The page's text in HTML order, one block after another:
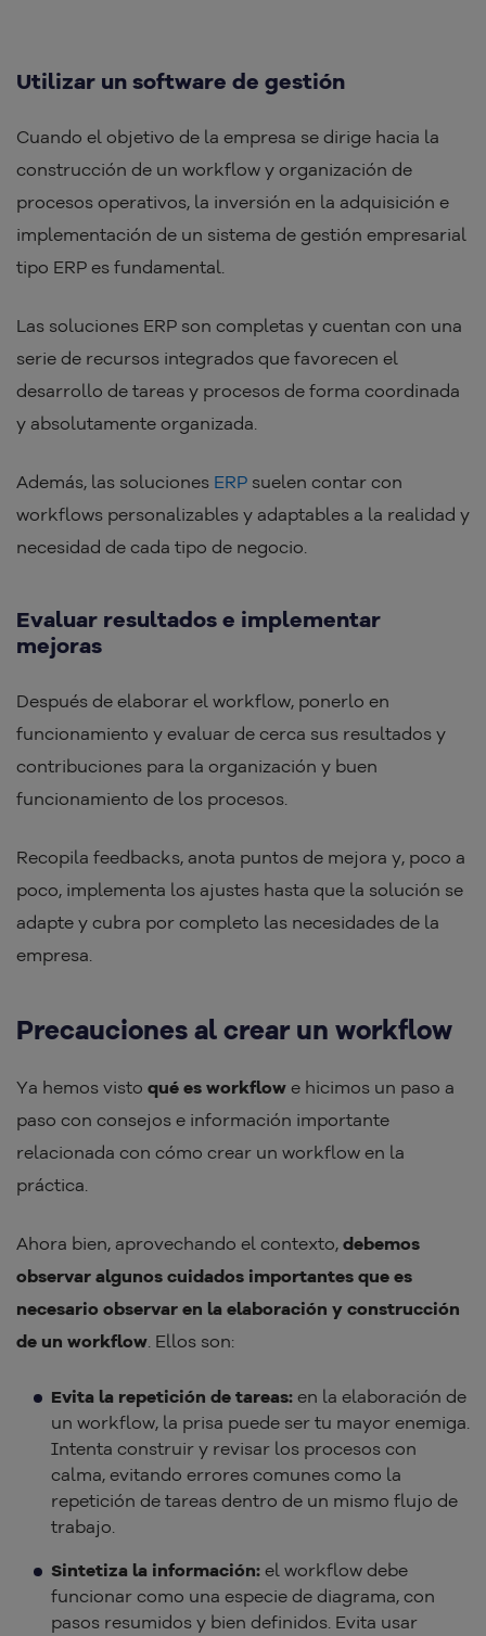
Utilizar un software de gestión
Cuando el objetivo de la empresa se dirige hacia la
construcción de un workflow y organización de
procesos operativos, la inversión en la adquisición e
implementación de un sistema de gestión empresarial
tipo ERP es fundamental.
Las soluciones ERP son completas y cuentan con una
serie de recursos integrados que favorecen el
desarrollo de tareas y procesos de forma coordinada
y absolutamente organizada.
Además, las soluciones ERP suelen contar con
workflows personalizables y adaptables a la realidad y
necesidad de cada tipo de negocio.
Evaluar resultados e implementar
mejoras
Después de elaborar el workflow, ponerlo en
funcionamiento y evaluar de cerca sus resultados y
contribuciones para la organización y buen
funcionamiento de los procesos.
Recopila feedbacks, anota puntos de mejora y, poco a
poco, implementa los ajustes hasta que la solución se
adapte y cubra por completo las necesidades de la
empresa.
Precauciones al crear un workflow
Ya hemos visto qué es workflow e hicimos un paso a
paso con consejos e información importante
relacionada con cómo crear un workflow en la
práctica.
Ahora bien, aprovechando el contexto, debemos
observar algunos cuidados importantes que es
necesario observar en la elaboración y construcción
de un workflow. Ellos son:
Evita la repetición de tareas: en la elaboración de
un workflow, la prisa puede ser tu mayor enemiga.
Intenta construir y revisar los procesos con
calma, evitando errores comunes como la
repetición de tareas dentro de un mismo flujo de
trabajo.
Sintetiza la información: el workflow debe
funcionar como una especie de diagrama, con
pasos resumidos y bien definidos. Evita usar